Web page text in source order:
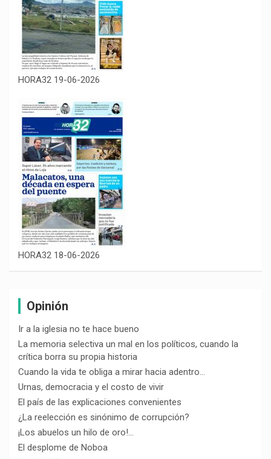
HORA32 19-06-2026
HORA32 18-06-2026
Opinión
Ir a la iglesia no te hace bueno
La memoria selectiva un mal en los políticos, cuando la
crítica borra su propia historia
Cuando la vida te obliga a mirar hacia adentro…
Urnas, democracia y el costo de vivir
El país de las explicaciones convenientes
¿La reelección es sinónimo de corrupción?
¡Los abuelos un hilo de oro!…
El desplome de Noboa